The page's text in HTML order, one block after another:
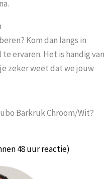
Kom dan langs in
ervaren. Het is handig van
zeker weet dat we jouw
Barkruk Chroom/Wit?
48 uur reactie)